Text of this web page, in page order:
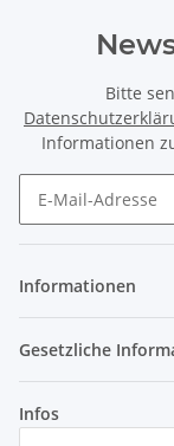
Bitte
Informationen
Informationen
Gesetzliche
Infos